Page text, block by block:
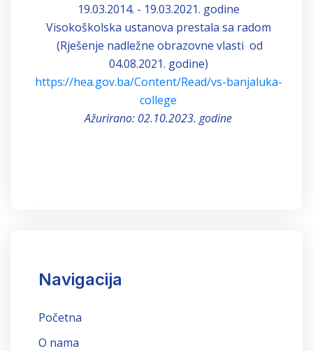
19.03.2014. - 19.03.2021. godine
Visokoškolska ustanova prestala sa radom
(Rješenje nadležne obrazovne vlasti od
04.08.2021. godine)
https://hea.gov.ba/Content/Read/vs-banjaluka-
college
Ažurirano: 02.10.2023. godine
Navigacija
Početna
O nama